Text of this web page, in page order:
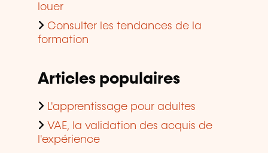
louer
Consulter les tendances de la
formation
Articles populaires
L'apprentissage pour adultes
VAE, la validation des acquis de
l'expérience